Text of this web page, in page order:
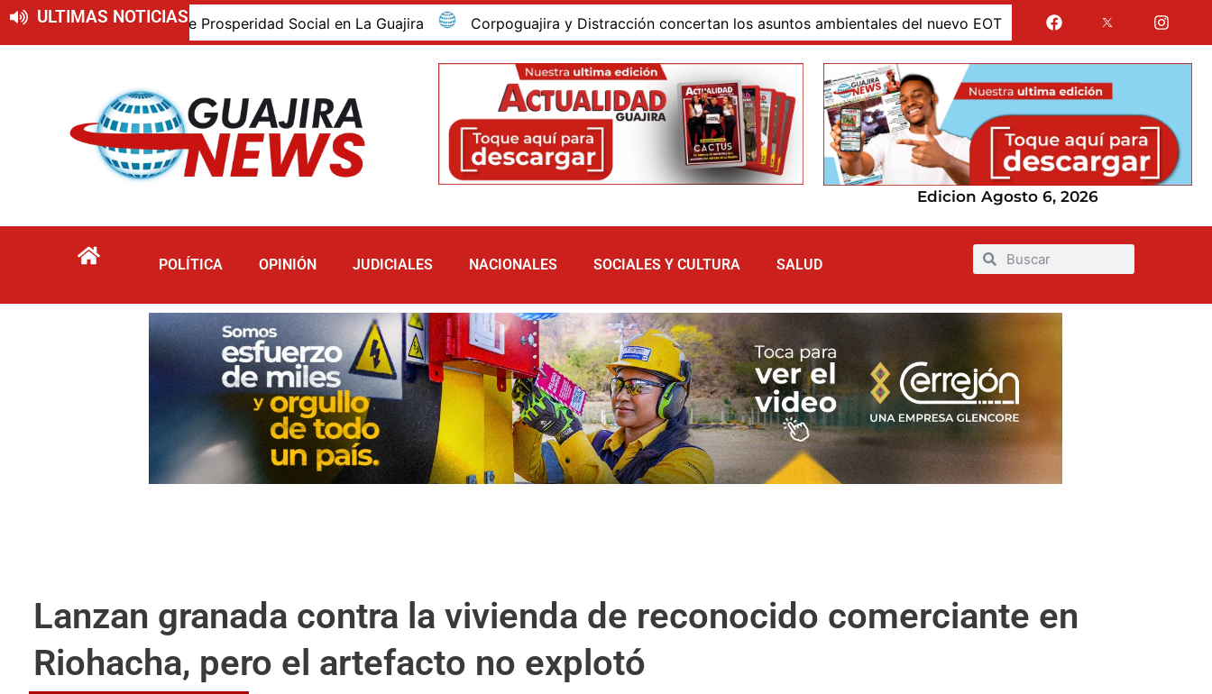
ULTIMAS NOTICIAS
de Prosperidad Social en La Guajira Corpoguajira y Distracción concertan los asuntos ambientales del nuevo EOT Alcaldía de Uribia verificó situación en
Edicion Agosto 6, 2026
POLÍTICA OPINIÓN JUDICIALES NACIONALES SOCIALES Y CULTURA SALUD
Lanzan granada contra la vivienda de reconocido comerciante en
Riohacha, pero el artefacto no explotó